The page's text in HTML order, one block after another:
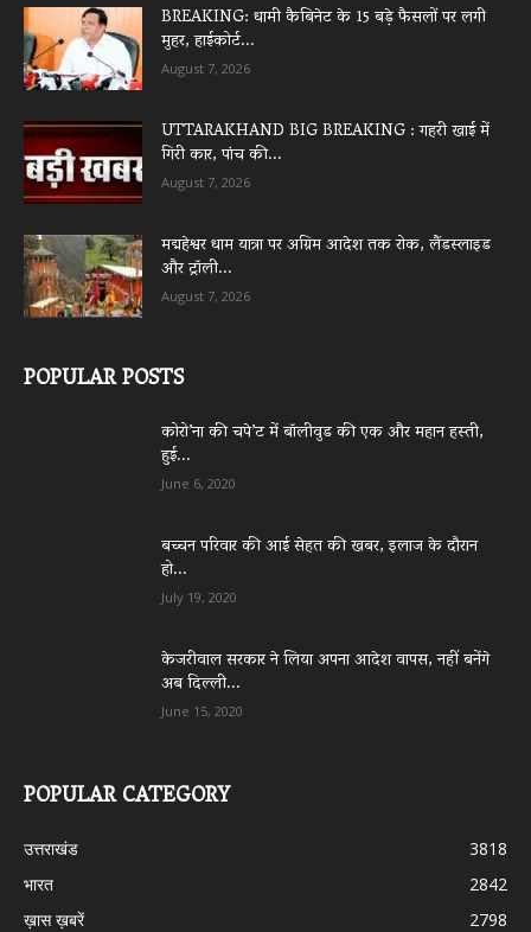
BREAKING: धामी कैबिनेट के 15 बड़े फैसलों पर लगी
मुहर, हाईकोर्ट...
August 7, 2026
UTTARAKHAND BIG BREAKING : गहरी खाई में
गिरी कार, पांच की...
August 7, 2026
मद्महेश्वर धाम यात्रा पर अग्रिम आदेश तक रोक, लैंडस्लाइड
और ट्रॉली...
August 7, 2026
POPULAR POSTS
कोरो’ना की चपे’ट में बॉलीवुड की एक और महान हस्ती,
हुई...
June 6, 2020
बच्चन परिवार की आई सेहत की खबर, इलाज के दौरान
हो...
July 19, 2020
केजरीवाल सरकार ने लिया अपना आदेश वापस, नहीं बनेंगे
अब दिल्ली...
June 15, 2020
POPULAR CATEGORY
उत्तराखंड
3818
भारत
2842
ख़ास ख़बरें
2798